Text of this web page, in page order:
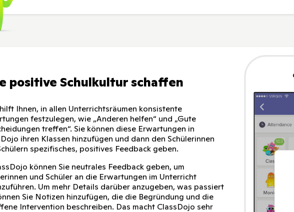
positive Schulkultur schaffen
hilft Ihnen, in allen Unterrichtsräumen konsistente
festzulegen, wie „Anderen helfen“ und „Gute
treffen“. Sie können diese Erwartungen in
ihren Klassen hinzufügen und dann den Schülerinnen
spezifisches, positives Feedback geben.
können Sie neutrales Feedback geben, um
und Schüler an die Erwartungen im Unterricht
Um mehr Details darüber anzugeben, was passiert
Sie Notizen hinzufügen, die die Begründung und die
Intervention beschreiben. Das macht ClassDojo sehr